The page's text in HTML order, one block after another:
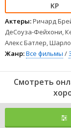
Актеры:Ричард
ДеСоуза-Фейхони,
Алекс Батлер,
Жанр:Все фильмы /
Смотреть